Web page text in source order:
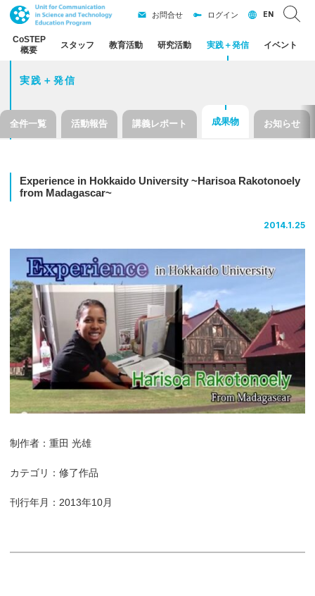
CoSTEP
概要
スタッフ 教育活動 研究活動 実践＋発信 イベント
お問合せ ログイン EN
実践＋発信
全件一覧 活動報告 講義レポート 成果物 お知らせ
Experience in Hokkaido University ~Harisoa Rakotonoely
from Madagascar~
2014.1.25
制作者：重田 光雄
カテゴリ：修了作品
刊行年月：2013年10月